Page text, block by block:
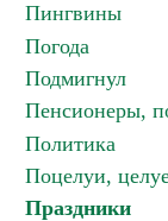
Пингвины
Погода
Подмигнул
Пенсионеры,
Политика
Поцелуи,
Праздники